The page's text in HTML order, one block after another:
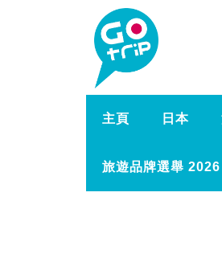
主頁 日本
旅遊品牌選舉 2026